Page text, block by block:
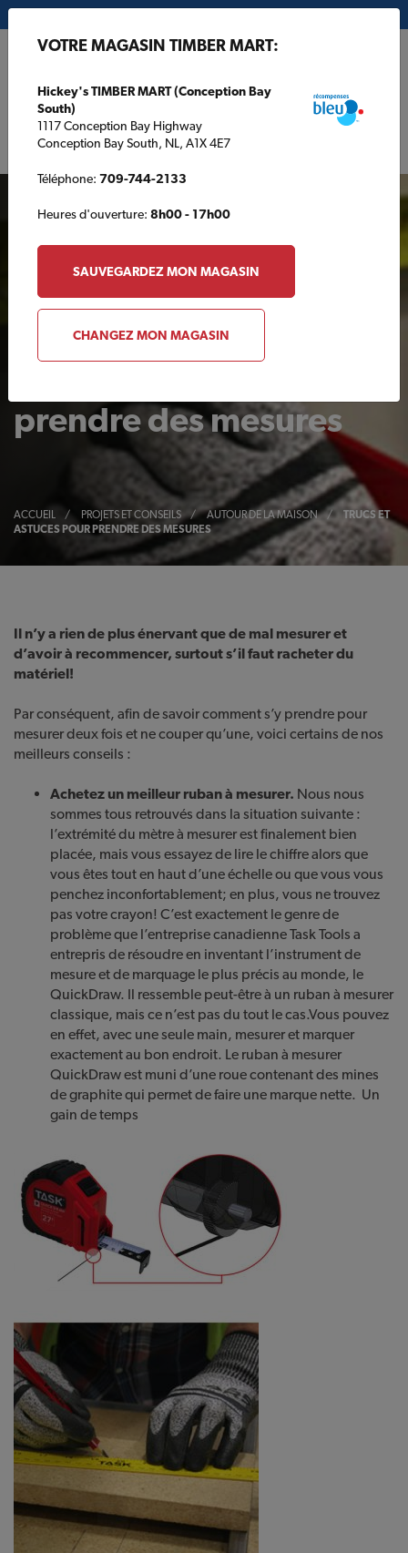
AUTOUR DE LA MAISON
prendre des mesures
ACCUEIL / PROJETS ET CONSEILS / AUTOUR DE LA MAISON /
TRUCS ET
ASTUCES POUR PRENDRE DES MESURES
Il n’y a rien de plus énervant que de mal mesurer et
d’avoir à recommencer, surtout s’il faut racheter du
matériel!
Par conséquent, afin de savoir comment s’y prendre pour
mesurer deux fois et ne couper qu’une, voici certains de nos
meilleurs conseils :
Achetez un meilleur ruban à mesurer. Nous nous
sommes tous retrouvés dans la situation suivante :
l’extrémité du mètre à mesurer est finalement bien
placée, mais vous essayez de lire le chiffre alors que
vous êtes tout en haut d’une échelle ou que vous vous
penchez inconfortablement; en plus, vous ne trouvez
pas votre crayon! C’est exactement le genre de
problème que l’entreprise canadienne Task Tools a
entrepris de résoudre en inventant l’instrument de
mesure et de marquage le plus précis au monde, le
QuickDraw. Il ressemble peut-être à un ruban à mesurer
classique, mais ce n’est pas du tout le cas.Vous pouvez
en effet, avec une seule main, mesurer et marquer
exactement au bon endroit. Le ruban à mesurer
QuickDraw est muni d’une roue contenant des mines
de graphite qui permet de faire une marque nette. Un
gain de temps
VOTRE MAGASIN TIMBER MART:
Hickey's TIMBER MART (Conception Bay
South)
1117 Conception Bay Highway
Conception Bay South, NL, A1X 4E7
Téléphone: 709-744-2133
Heures d'ouverture: 8h00 - 17h00
SAUVEGARDEZ MON MAGASIN
CHANGEZ MON MAGASIN